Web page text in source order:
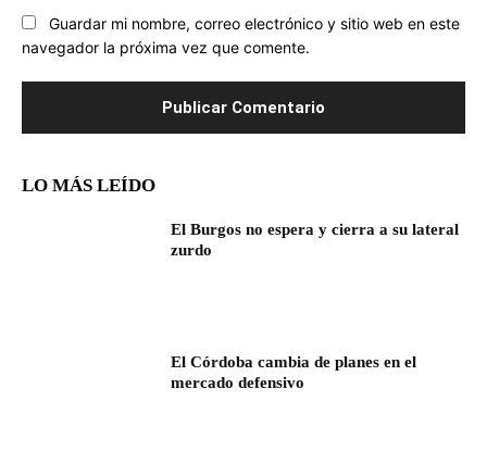
Guardar mi nombre, correo electrónico y sitio web en este
navegador la próxima vez que comente.
LO MÁS LEÍDO
El Burgos no espera y cierra a su lateral
zurdo
El Córdoba cambia de planes en el
mercado defensivo